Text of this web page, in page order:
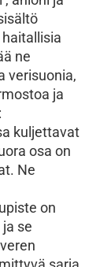
ne
verisuonia,
ja
kuljettavat
osa on
Ne
on
se